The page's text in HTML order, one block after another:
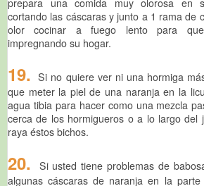
prepara una comida muy olorosa en
cortando las cáscaras y junto a 1 rama de
olor cocinar a fuego lento para
impregnando su hogar.
19. Si no quiere ver ni una hormiga
que meter la piel de una naranja en la
agua tibia para hacer como una mezcla
cerca de los hormigueros o a lo largo del
raya éstos bichos.
20.
Si usted tiene problemas de
algunas cáscaras de naranja en la